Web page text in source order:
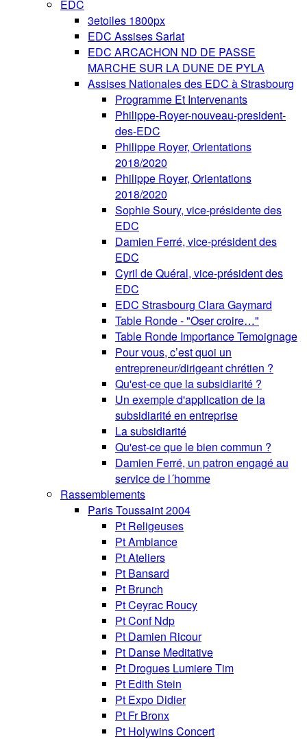
EDC
3etoiles 1800px
EDC Assises Sarlat
EDC ARCACHON ND DE PASSE
MARCHE SUR LA DUNE DE PYLA
Assises Nationales des EDC à Strasbourg
Programme Et Intervenants
Philippe-Royer-nouveau-president-
des-EDC
Philippe Royer, Orientations
2018/2020
Philippe Royer, Orientations
2018/2020
Sophie Soury, vice-présidente des
EDC
Damien Ferré, vice-président des
EDC
Cyril de Quéral, vice-président des
EDC
EDC Strasbourg Clara Gaymard
Table Ronde - "Oser croire…"
Table Ronde Importance Temoignage
Pour vous, c’est quoi un
entrepreneur/dirigeant chrétien ?
Qu'est-ce que la subsidiarité ?
Un exemple d'application de la
subsidiarité en entreprise
La subsidiarité
Qu'est-ce que le bien commun ?
Damien Ferré, un patron engagé au
service de l´homme
Rassemblements
Paris Toussaint 2004
Pt Religeuses
Pt Ambiance
Pt Ateliers
Pt Bansard
Pt Brunch
Pt Ceyrac Roucy
Pt Conf Ndp
Pt Damien Ricour
Pt Danse Meditative
Pt Drogues Lumiere Tim
Pt Edith Stein
Pt Expo Didier
Pt Fr Bronx
Pt Holywins Concert